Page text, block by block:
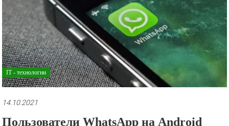
рекламные
ролики
и
презентации.
IT - технологии
14.10.2021
Пользователи WhatsApp на Android